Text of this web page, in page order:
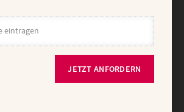
JETZT ANFORDERN